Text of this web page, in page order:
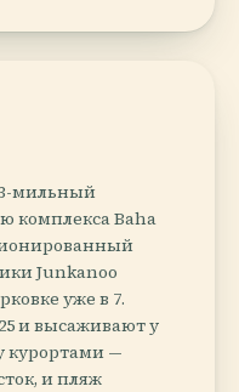
3-мильный
комплекса Baha
Junkanoo
уже в 7.
и высаживают у
курортами —
и пляж